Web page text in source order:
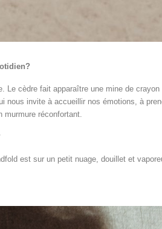
Le cèdre fait apparaître une mine de
nous invite à accueillir nos émotions, à
murmure réconfortant.
est sur un petit nuage, douillet et